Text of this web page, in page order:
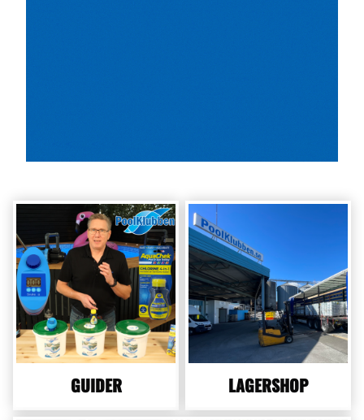
GUIDER LAGERSHOP